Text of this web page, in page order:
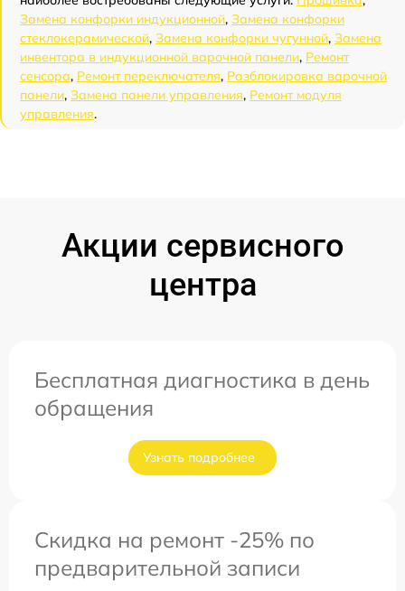
Замена конфорки индукционной, Замена конфорки
стеклокерамической, Замена конфорки чугунной, Замена
инвентора в индукционной варочной панели, Ремонт
сенсора, Ремонт переключателя, Разблокировка варочной
панели, Замена панели управления, Ремонт модуля
управления.
Акции сервисного
центра
Бесплатная диагностика в день
обращения
Узнать подробнее
Скидка на ремонт -25% по
предварительной записи